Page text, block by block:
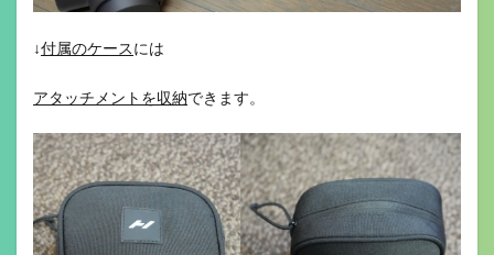
↓付属のケースには
アタッチメントを収納できます。